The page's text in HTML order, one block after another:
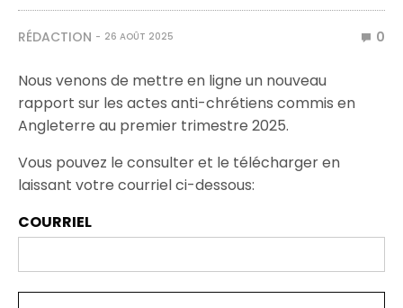
RÉDACTION 26 AOÛT 2025 0
Nous venons de mettre en ligne un nouveau
rapport sur les actes anti-chrétiens commis en
Angleterre au premier trimestre 2025.
Vous pouvez le consulter et le télécharger en
laissant votre courriel ci-dessous:
COURRIEL